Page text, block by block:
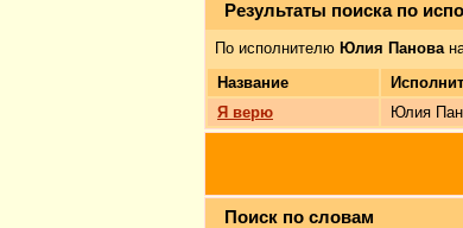
Результаты поиска по
По исполнителю Юлия Панова
Название
Я верю
Юлия
Поиск по словам